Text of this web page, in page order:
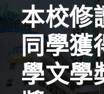
本校修
同學獲
學文學